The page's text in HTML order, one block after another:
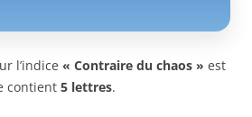
l’indice « Contraire du chaos » est
contient 5 lettres.